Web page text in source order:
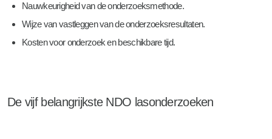
Nauwkeurigheid van de onderzoeksmethode.
Wijze van vastleggen van de onderzoeksresultaten.
Kosten voor onderzoek en beschikbare tijd.
De vijf belangrijkste NDO lasonderzoeken